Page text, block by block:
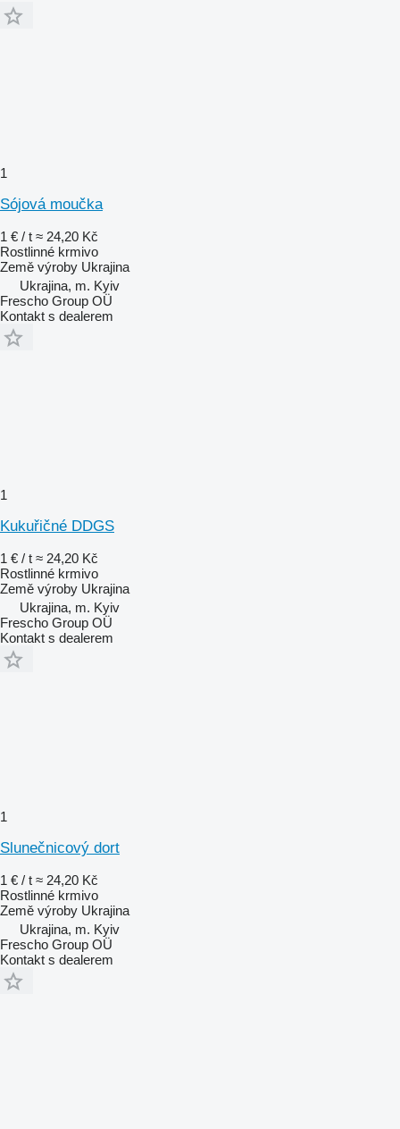
1
Sójová moučka
1 € / t ≈ 24,20 Kč
Rostlinné krmivo
Země výroby Ukrajina
Ukrajina, m. Kyiv
Frescho Group OÜ
Kontakt s dealerem
1
Kukuřičné DDGS
1 € / t ≈ 24,20 Kč
Rostlinné krmivo
Země výroby Ukrajina
Ukrajina, m. Kyiv
Frescho Group OÜ
Kontakt s dealerem
1
Slunečnicový dort
1 € / t ≈ 24,20 Kč
Rostlinné krmivo
Země výroby Ukrajina
Ukrajina, m. Kyiv
Frescho Group OÜ
Kontakt s dealerem